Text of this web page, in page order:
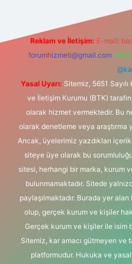
Reklam ve İletişim: E-mail:
forumhizmeti@gmail.com
Yasal Uyarı: Sitemiz, 5651
ve İletişim Kurumu (BTK)
olarak hizmet vermektedir. Bu
olarak denetleme veya araştırma
Ancak, üyelerimiz yazdıkları
siteye üye olarak bu
sitesi, herhangi bir marka, kurum
bulunmamaktadır. Sitede
paylaşılmaktadır. Burada yer
olup, gerçek kurum ve kişiler
Gerçek kurum ve kişiler ile isim
Sitemiz, kar amacı gütmeyen ve
platformudur. Hukuka ve